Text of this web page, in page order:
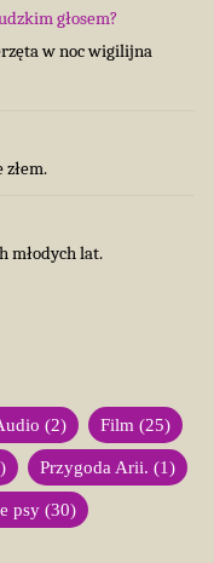
głosem?
w noc wigilijna
młodych lat.
(2) Film (25)
Przygoda Arii. (1)
psy (30)